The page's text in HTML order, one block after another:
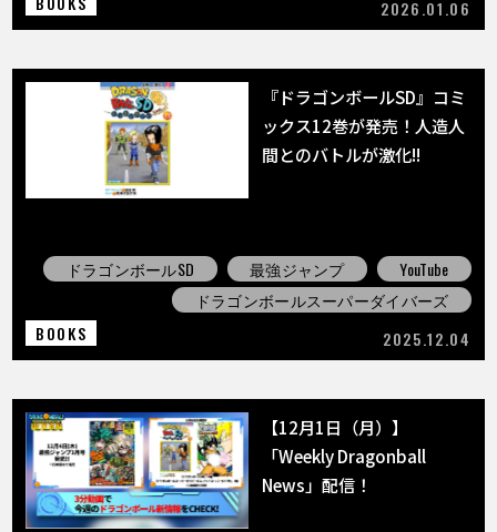
2026.01.06
『ドラゴンボールSD』コミ
ックス12巻が発売！人造人
間とのバトルが激化!!
ドラゴンボールSD 最強ジャンプ
YouTube
ドラゴンボールスーパーダイバーズ
BOOKS
2025.12.04
【12月1日（月）】
「Weekly Dragonball
News」配信！